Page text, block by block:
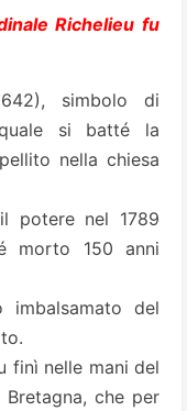
Richelieu fu
simbolo di
si batté la
nella chiesa
potere nel 1789
morto 150 anni
del
finì nelle mani del
che per